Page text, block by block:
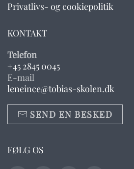
Privatlivs- og cookiepolitik
KONTAKT
Telefon
+45 2845 0045
E-mail
leneince@tobias-skolen.dk
SEND EN BESKED
FØLG OS